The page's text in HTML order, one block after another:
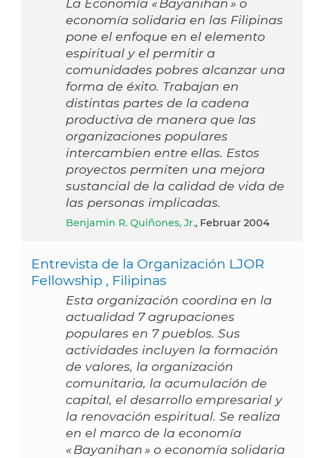
La Economía « Bayanihan » o
economía solidaria en las Filipinas
pone el enfoque en el elemento
espiritual y el permitir a
comunidades pobres alcanzar una
forma de éxito. Trabajan en
distintas partes de la cadena
productiva de manera que las
organizaciones populares
intercambien entre ellas. Estos
proyectos permiten una mejora
sustancial de la calidad de vida de
las personas implicadas.
Benjamin R. Quiñones, Jr., Februar 2004
Entrevista de la Organización LJOR
Fellowship , Filipinas
Esta organización coordina en la
actualidad 7 agrupaciones
populares en 7 pueblos. Sus
actividades incluyen la formación
de valores, la organización
comunitaria, la acumulación de
capital, el desarrollo empresarial y
la renovación espiritual. Se realiza
en el marco de la economía
« Bayanihan » o economía solidaria